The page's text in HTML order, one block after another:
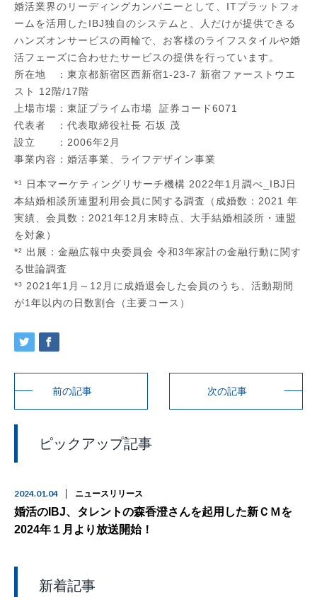
​​婚活業界のリーディングカンパニーとして、ITプラットフォ
ームを活用したIBJ独自のシステムと、人だけが提供できる
ハンズオンサービスの両輪で、お客様のライフスタイルや婚
活フェーズに合わせたサービスの提供を行っています。
所在地 ：東京都新宿区西新宿1-23-7 新宿ファーストウエ
スト 12階/17階
上場市場：東証プライム市場 証券コード6071
代表者 ：代表取締役社長 石坂 茂
設立 ：2006年2月
事業内容：婚活事業、ライフデザイン事業
*¹ ⽇本マーケティングリサーチ機構 2022年1⽉調べ_IBJ⽇
本結婚相談所連盟利⽤会員に関する調査（成婚数：2021 年
実績、会員数：2021年12⽉末時点、⼤⼿結婚相談所・連盟
を対象）
*² 出展：金融広報中央委員会 令和3年家計の金融行動に関す
る世論調査
*³ 2021年1月～12月に成婚退会した会員のうち、活動期間
が1年以内の日数割合（主要コース）
前の記事 次の記事
ピックアップ記事
2024.01.04 ニュースリリース
婚活のIBJ、タレントの森香澄さんを起用した新ＣＭを
2024年１月より放送開始！
新着記事